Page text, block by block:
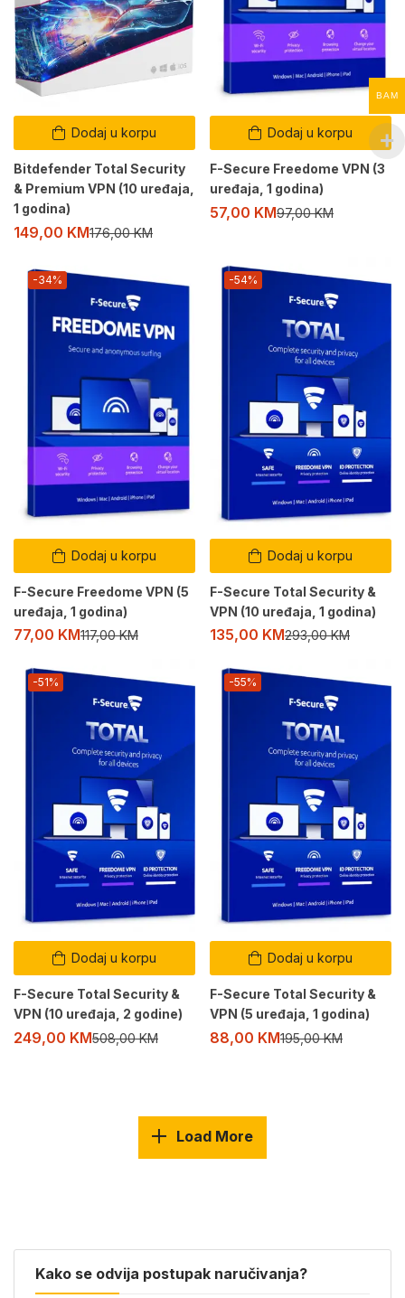
Dodaj u korpu
Bitdefender Total Security
& Premium VPN (10 uređaja,
1 godina)
149,00 KM176,00KM
Dodaj u korpu
F-Secure Freedome VPN (3
uređaja, 1 godina)
57,00 KM97,00KM
Dodaj u korpu
-34%
F-Secure Freedome VPN (5
uređaja, 1 godina)
77,00 KM117,00KM
Dodaj u korpu
-54%
F-Secure Total Security &
VPN (10 uređaja, 1 godina)
135,00 KM293,00KM
Dodaj u korpu
-51%
F-Secure Total Security &
VPN (10 uređaja, 2 godine)
249,00 KM508,00KM
Dodaj u korpu
-55%
F-Secure Total Security &
VPN (5 uređaja, 1 godina)
88,00 KM195,00KM
Load More
Kako se odvija postupak naručivanja?
BAM